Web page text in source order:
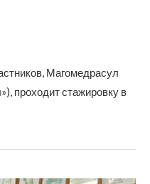
Магомедрасул
проходит стажировку в